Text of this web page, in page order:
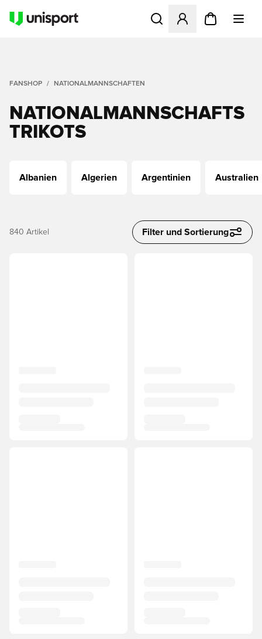
Öffnet ein Fenster zum
FANSHOP NATIONALMANNSCHAFTEN
NATIONALMANNSCHAFTS
TRIKOTS
Albanien Algerien Argentinien Australien
840 Artikel Filter und Sortierung